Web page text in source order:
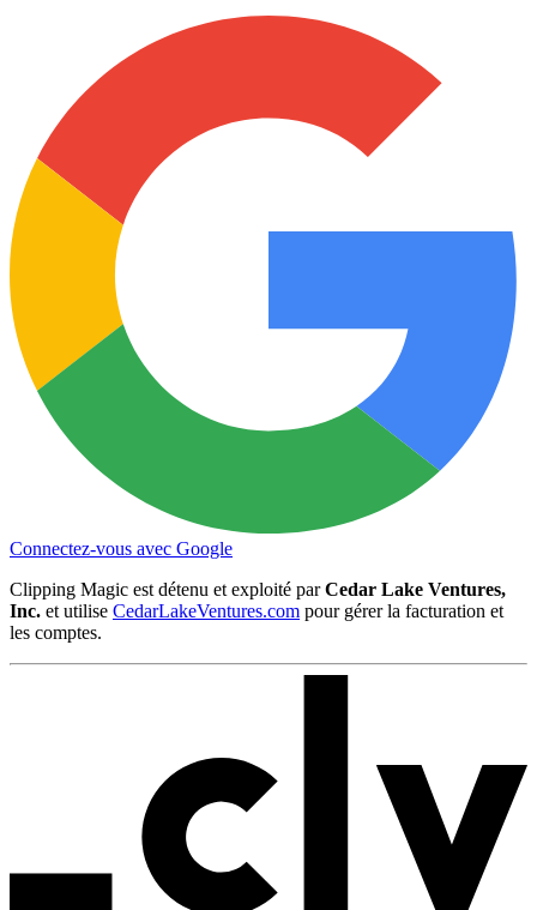
Connectez-vous avec Google
Clipping Magic est détenu et exploité parCedar Lake Ventures,
Inc. et utilise CedarLakeVentures.com pour gérer la facturation et
les comptes.